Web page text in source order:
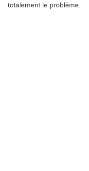
totalement le problème.